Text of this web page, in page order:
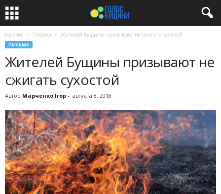
Головна Письма Жителей Бущины призывают не сжигать сухостой
ПИСЬМА
Жителей Бущины призывают не
сжигать сухостой
Автор Марченко Ігор - августа 8, 2018